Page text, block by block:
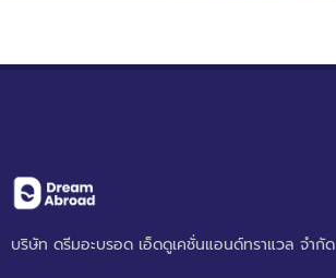
บริษัท ดรีมอะบรอด เอ็ดดูเคชั่นแอนด์ทราแวล จำกัด